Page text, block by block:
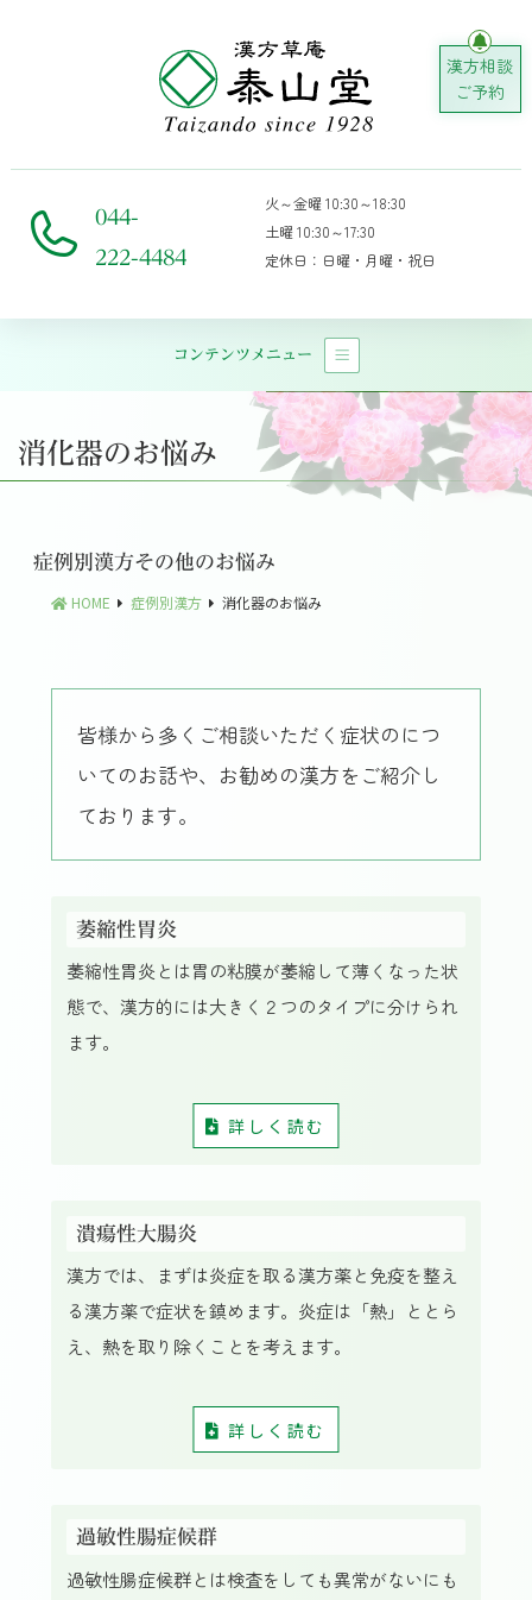
漢方相談
ご予約
044-
222-4484
火～金曜 10:30～18:30
土曜 10:30～17:30
定休日：日曜・月曜・祝日
メインナビゲーション
コンテンツメニュー
消化器のお悩み
症例別漢方その他のお悩み
HOME
症例別漢方 消化器のお悩み
皆様から多くご相談いただく症状のにつ
いてのお話や、お勧めの漢方をご紹介し
ております。
萎縮性胃炎
萎縮性胃炎とは胃の粘膜が萎縮して薄くなった状
態で、漢方的には大きく２つのタイプに分けられ
ます。
詳しく読む
潰瘍性大腸炎
漢方では、まずは炎症を取る漢方薬と免疫を整え
る漢方薬で症状を鎮めます。炎症は「熱」ととら
え、熱を取り除くことを考えます。
詳しく読む
過敏性腸症候群
過敏性腸症候群とは検査をしても異常がないにも